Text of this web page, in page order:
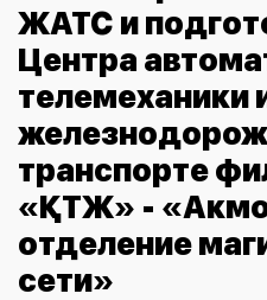
ЖАТС и
Центра
телемеханики
транспорте
«ҚТЖ» -
отделение
сети»